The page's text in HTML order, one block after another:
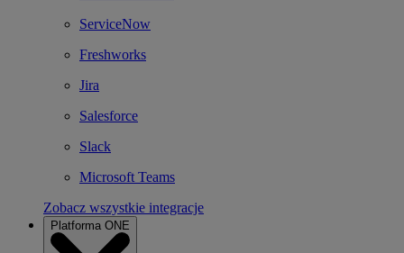
ServiceNow
Freshworks
Jira
Salesforce
Slack
Microsoft Teams
Zobacz wszystkie integracje
Platforma ONE